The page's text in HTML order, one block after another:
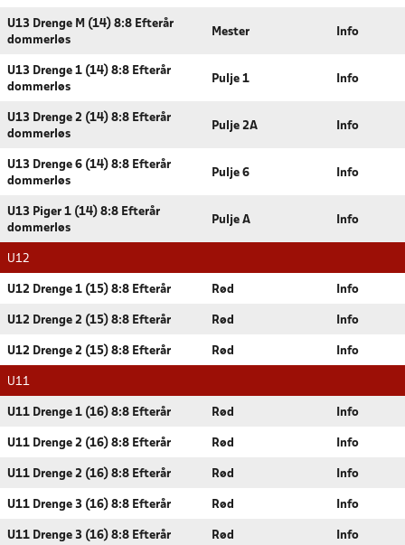
U13 Drenge M (14) 8:8 Efterår
dommerløs
Mester Info
U13 Drenge 1 (14) 8:8 Efterår
dommerløs
Pulje 1 Info
U13 Drenge 2 (14) 8:8 Efterår
dommerløs
Pulje 2A Info
U13 Drenge 6 (14) 8:8 Efterår
dommerløs
Pulje 6 Info
U13 Piger 1 (14) 8:8 Efterår
dommerløs
Pulje A Info
U12
U12 Drenge 1 (15) 8:8 Efterår Rød Info
U12 Drenge 2 (15) 8:8 Efterår Rød Info
U12 Drenge 2 (15) 8:8 Efterår Rød Info
U11
U11 Drenge 1 (16) 8:8 Efterår Rød Info
U11 Drenge 2 (16) 8:8 Efterår Rød Info
U11 Drenge 2 (16) 8:8 Efterår Rød Info
U11 Drenge 3 (16) 8:8 Efterår Rød Info
U11 Drenge 3 (16) 8:8 Efterår Rød Info